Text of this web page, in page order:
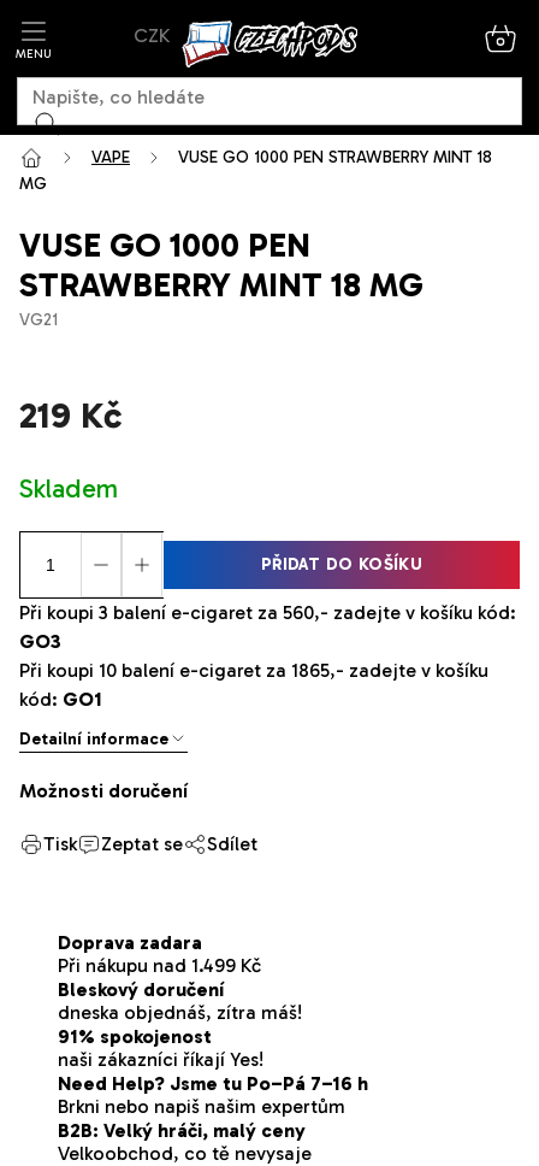
CZK
VAPE
VUSE GO 1000 PEN STRAWBERRY MINT 18
MG
VUSE GO 1000 PEN
STRAWBERRY MINT 18 MG
VG21
219 Kč
cena:
Skladem
Možnosti doručení
PŘIDAT DO KOŠÍKU
Při koupi 3 balení e-cigaret za 560,- zadejte v košíku kód:
GO3
Při koupi 10 balení e-cigaret za 1865,- zadejte v košíku
kód: GO1
Detailní informace
Tisk Zeptat se Sdílet
Doprava zadara
Při nákupu nad 1.499 Kč
Bleskový doručení
dneska objednáš, zítra máš!
91% spokojenost
naši zákazníci říkají Yes!
Need Help? Jsme tu Po–Pá 7–16 h
Brkni nebo napiš našim expertům
B2B: Velký hráči, malý ceny
Velkoobchod, co tě nevysaje